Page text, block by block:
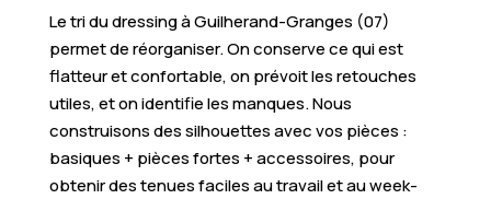
Le tri du dressing à Guilherand-Granges (07)
permet de réorganiser. On conserve ce qui est
flatteur et confortable, on prévoit les retouches
utiles, et on identifie les manques. Nous
construisons des silhouettes avec vos pièces :
basiques + pièces fortes + accessoires, pour
obtenir des tenues faciles au travail et au week-